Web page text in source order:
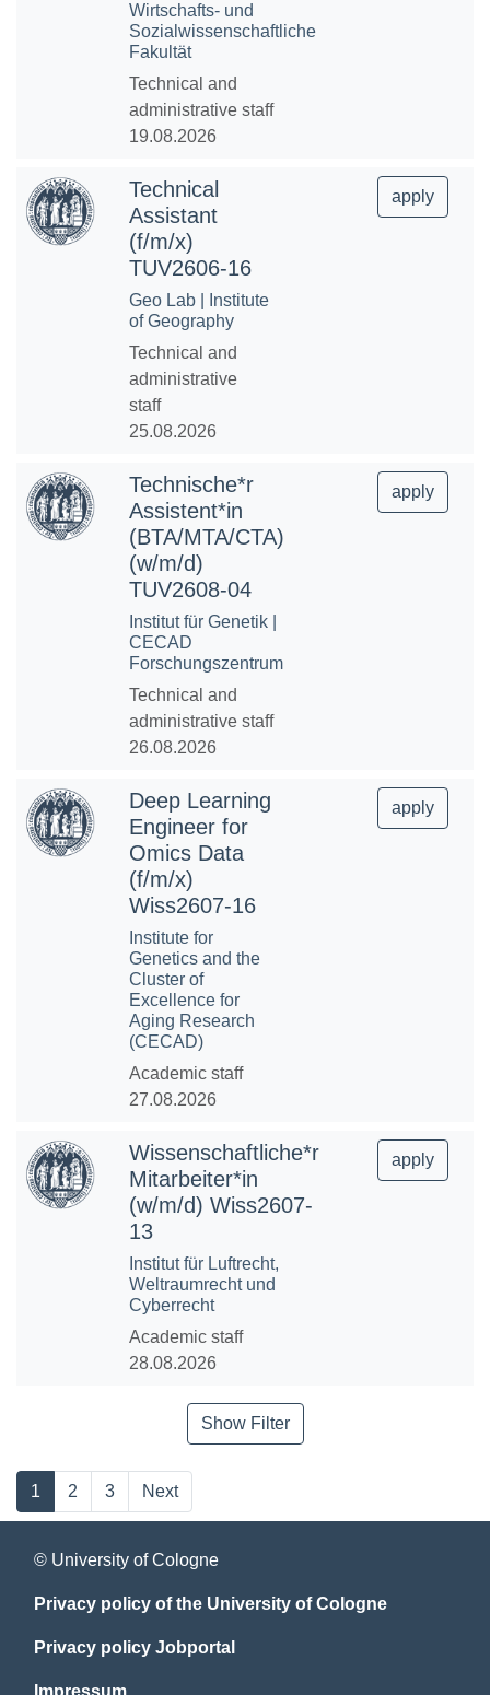
Wirtschafts- und
Sozialwissenschaftliche
Fakultät
Technical and
administrative staff
19.08.2026
Technical
Assistant
(f/m/x)
TUV2606-16
Geo Lab | Institute
of Geography
Technical and
administrative
staff
25.08.2026
apply
Technische*r
Assistent*in
(BTA/MTA/CTA)
(w/m/d)
TUV2608-04
Institut für Genetik |
CECAD
Forschungszentrum
Technical and
administrative staff
26.08.2026
apply
Deep Learning
Engineer for
Omics Data
(f/m/x)
Wiss2607-16
Institute for
Genetics and the
Cluster of
Excellence for
Aging Research
(CECAD)
Academic staff
27.08.2026
apply
Wissenschaftliche*r
Mitarbeiter*in
(w/m/d) Wiss2607-
13
Institut für Luftrecht,
Weltraumrecht und
Cyberrecht
Academic staff
28.08.2026
apply
Show Filter
1 2 3 Next
© University of Cologne
Privacy policy of the University of Cologne
Privacy policy Jobportal
Impressum